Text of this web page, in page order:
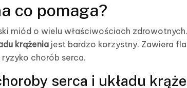
co pomaga?
miód o wielu właściwościach
krążenia jest bardzo korzystny. Zawiera
chorób serca.
serca i układu